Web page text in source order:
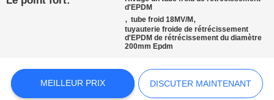
D'USINE
DE
PAIEMENT
d'EPDM
,tube froid 18MV/M ,
tuyauterie froide de rétrécissement
d'EPDM de rétrécissement du diamètre
200mm Epdm
MEILLEUR PRIX DISCUTER MAINTENANT